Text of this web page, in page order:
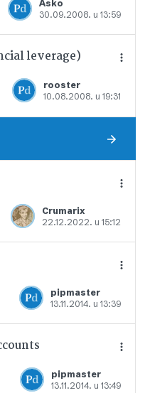
Asko
30.09.2008. u 13:59
Dodajte u favorite
leverage)
rooster
10.08.2008. u 19:31
Dodajte u favorite
Crumarix
22.12.2022. u 15:12
Dodajte u favorite
pipmaster
13.11.2014. u 13:39
Dodajte u favorite
pipmaster
13.11.2014. u 13:49
Dodajte u favorite